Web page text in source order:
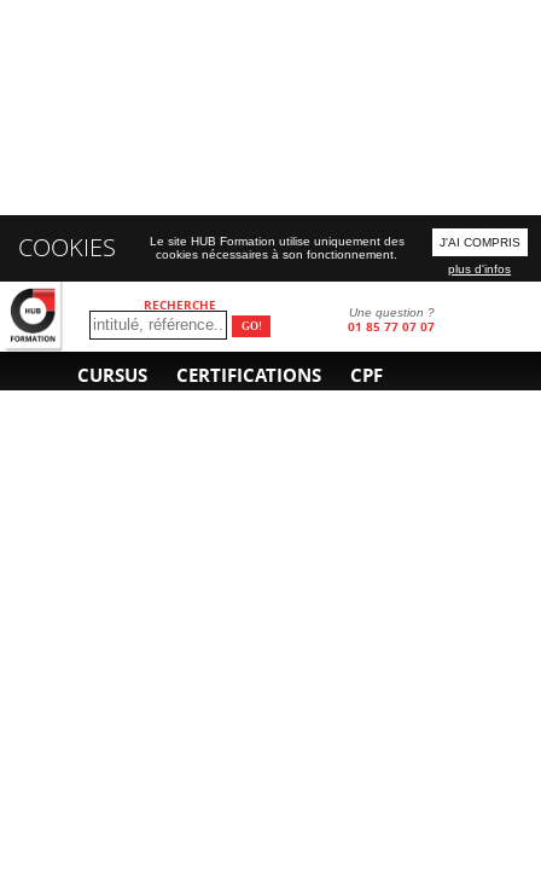
RECHERCHE Une question ?
01 85 77 07 07
CURSUS CERTIFICATIONS CPF
COOKIES
Le site HUB Formation utilise uniquement des
cookies nécessaires à son fonctionnement.
J'AI COMPRIS
plus d'infos